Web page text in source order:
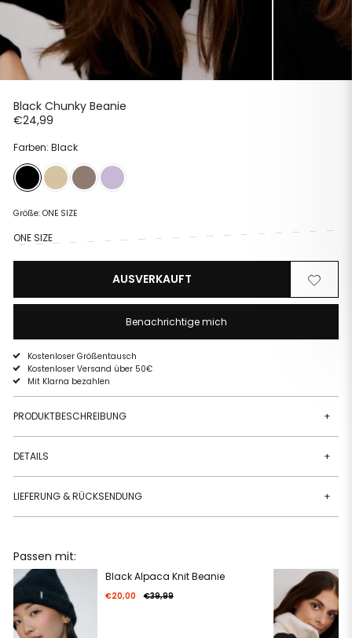
Black Chunky Beanie
€24,99 Normaler
Farben: Black
Größe: ONE SIZE
ONE SIZE
AUSVERKAUFT
Zur
Von
der
Benachrichtige mich
Kostenloser Größentausch
Kostenloser Versand über 50€
Mit Klarna bezahlen
PRODUKTBESCHREIBUNG +
DETAILS +
LIEFERUNG & RÜCKSENDUNG +
Passen mit:
Black Alpaca Knit Beanie
€20,00 €39,99